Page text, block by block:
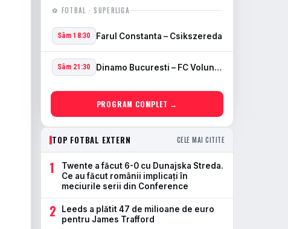
⚽ FOTBAL · SUPERLIGA
Sâm 18:30 Farul Constanta – Csikszereda
Sâm 21:30 Dinamo Bucuresti – FC Voluntari
PROGRAM COMPLET →
TOP FOTBAL EXTERN CELE MAI CITITE
1
Twente a făcut 6-0 cu Dunajska Streda.
Ce au făcut românii implicați în
meciurile serii din Conference
2
Leeds a plătit 47 de milioane de euro
pentru James Trafford